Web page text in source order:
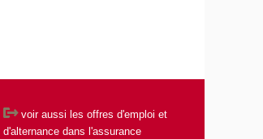
voir aussi lesoffres d'emploi et
d'alternance dans l'assurance